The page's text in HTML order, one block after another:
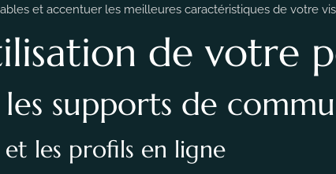
et accentuer les meilleures caractéristiques de votre
de votre
supports de
les profils en ligne